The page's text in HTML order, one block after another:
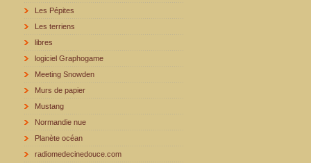
Les Pépites
Les terriens
libres
logiciel Graphogame
Meeting Snowden
Murs de papier
Mustang
Normandie nue
Planète océan
radiomedecinedouce.com